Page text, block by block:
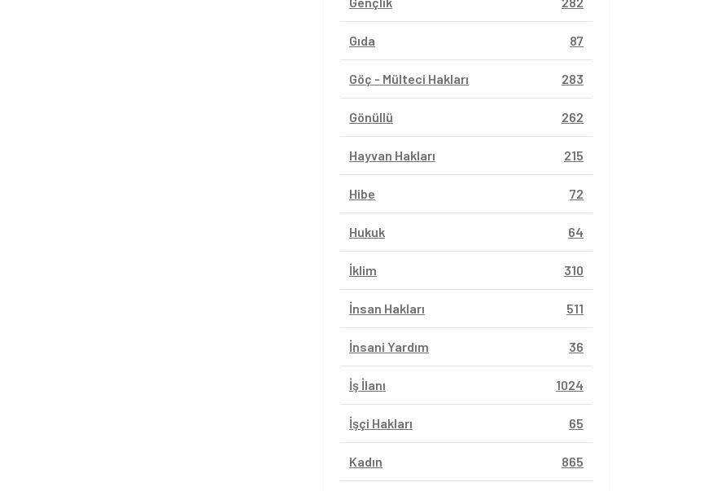
Gıda 87
Göç - Mülteci Hakları 283
Gönüllü 262
Hayvan Hakları 215
Hibe 72
Hukuk 64
İklim 310
İnsan Hakları 511
İnsani Yardım 36
İş İlanı 1024
İşçi Hakları 65
Kadın 865